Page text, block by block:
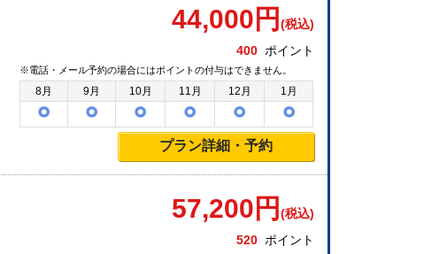
44,000 円 (税込)
400 ポイント
※電話・メール予約の場合にはポイントの付与はできません。
8月 9月 10月 11月 12月 1月
プラン詳細・予約
57,200 円 (税込)
520 ポイント